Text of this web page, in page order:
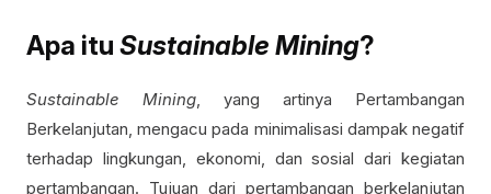
Apa itu Sustainable Mining?
Sustainable Mining, yang artinya Pertambangan
Berkelanjutan, mengacu pada minimalisasi dampak negatif
terhadap lingkungan, ekonomi, dan sosial dari kegiatan
pertambangan. Tujuan dari pertambangan berkelanjutan